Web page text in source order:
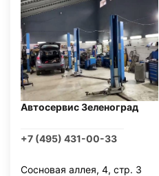
Автосервис Зеленоград
+7 (495) 431-00-33
Сосновая аллея, 4, стр. 3